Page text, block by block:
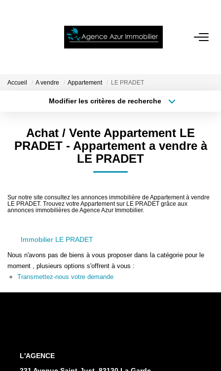
ACCUEIL
VENTES
NOTRE AGENCE
CONTACT
Accueil A vendre Appartement LE PRADET
Modifier les critères de recherche
Surface min Budget max
Plus de critères Créer une alerte
Achat / Vente Appartement LE
PRADET - Appartement a vendre à
LE PRADET
Sur notre site consultez les annonces immobilière de Appartement à vendre
LE PRADET. Trouvez votre Appartement sur LE PRADET grâce aux
annonces immobilières de Agence Azur Immobilier.
Immobilier LE PRADET
Nous n'avons pas de biens à vous proposer dans la catégorie pour le
moment , plusieurs options s'offrent à vous :
Transmettez-nous votre demande
L'AGENCE